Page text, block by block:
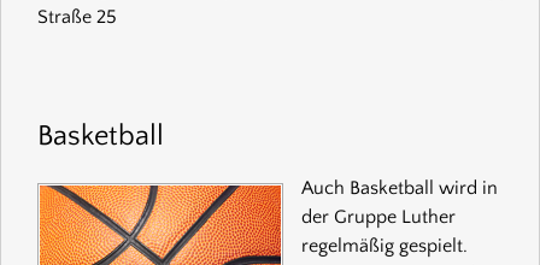
Straße 25
Basketball
Auch Basketball wird in
der Gruppe Luther
regelmäßig gespielt.